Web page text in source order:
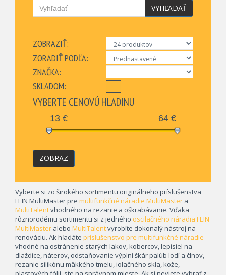
VYHĽADAŤ
ZOBRAZIŤ:
ZORADIŤ PODĽA:
ZNAČKA:
SKLADOM:
VYBERTE CENOVÚ HLADINU
13€ 64 €
ZOBRAZ
Vyberte si zo širokého sortimentu originálneho príslušenstva
FEIN MultiMaster pre multifunkčné náradie MultiMaster a
MultiTalentvhodného na rezanie a oškrabávanie. Vďaka
rôznorodému sortimentu si z jedného oscilačného náradia FEIN
MultiMaster alebo MultiTalentvyrobíte dokonalý nástroj na
renováciu. Ak hľadáte príslušenstvo pre multifunkčné náradie
vhodné na ostránenie starých lakov, kobercov, lepisiel na
dlaždice, náterov, odstaňovanie výplní škár palúb lodí a člnov,
rezanie silikónu mäkkého tmelu, iolačného skla, kože,